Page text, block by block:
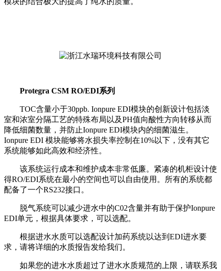
Protegra CSM RO/EDI系列
TOC含量小于30ppb. Ionpure EDI模块的创新设计包括淡
室和浓室分隔工艺的特殊布局以及PH值向酸性方向转移从而
降低细菌数量，并防止Ionpure EDI模块内的细菌滋生。
Ionpure EDI 模块能够将水损失率控制在10%以下，没有其它
系统能够如此高效和经济性。
该系统运行成本和维护成本非常低廉。紧凑的机柜设计使
得RO/EDI系统在最小的空间也可以自由使用。所有的系统都
配备了一个RS232接口。
脱气系统可以减少进水中的C02含量并有助于保护Ionpure
EDI单元，根据具体要求，可以选配。
根据进水水质可以选配设计加药系统以达到EDI进水要
求，请将详细的水质报告发给我们。
如果您的进水水质超过了进水水质规范的上限，请联系我